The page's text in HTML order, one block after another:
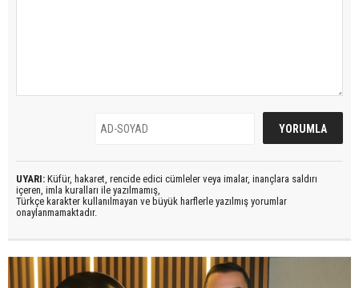
UYARI: Küfür, hakaret, rencide edici cümleler veya imalar, inançlara saldırı
içeren, imla kuralları ile yazılmamış,
Türkçe karakter kullanılmayan ve büyük harflerle yazılmış yorumlar
onaylanmamaktadır.